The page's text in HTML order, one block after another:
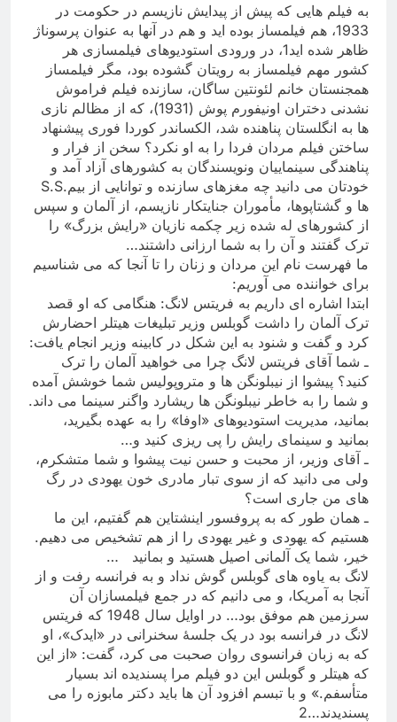
به فیلم هایی که پیش از پیدایش نازیسم در حکومت در
1933، هم فیلمساز بوده اید و هم در آنها به عنوان پرسوناژ
ظاهر شده اید1، در ورودی استودیوهای فیلمسازی هر
کشور مهم فیلمساز به رویتان گشوده بود، مگر فیلمساز
همجنستان خانم لئونتین ساگان، سازنده فیلم فراموش
نشدنی دختران اونیفورم پوش (1931)، که از مظالم نازی
ها به انگلستان پناهنده شد، الکساندر کوردا فوری پیشنهاد
ساختن فیلم مردان فردا را به او نکرد؟ سخن از فرار و
پناهندگی سینماییان ونویسندگان به کشورهای آزاد آمد و
خودتان می دانید چه مغزهای سازنده و توانایی از بیمS.S.
ها و گشتاپوها، مأموران جنایتکار نازیسم، از آلمان و سپس
از کشورهای له شده زیر چکمه نازیان «رایش بزرگ» را
ترک گفتند و آن را به شما ارزانی داشتند…
ما فهرست نام این مردان و زنان را تا آنجا که می شناسیم
برای خواننده می آوریم:
ابتدا اشاره ای داریم به فریتس لانگ: هنگامی که او قصد
ترک آلمان را داشت گوبلس وزیر تبلیغات هیتلر احضارش
کرد و گفت و شنود به این شکل در کابینه وزیر انجام یافت:
ـ شما آقای فریتس لانگ چرا می خواهید آلمان را ترک
کنید؟ پیشوا از نیبلونگن ها و متروپولیس شما خوشش آمده
و شما را به خاطر نیبلونگن ها ریشارد واگنر سینما می داند.
بمانید، مدیریت استودیوهای «اوفا» را به عهده بگیرید،
بمانید و سینمای رایش را پی ریزی کنید و…
ـ آقای وزیر، از محبت و حسن نیت پیشوا و شما متشکرم،
ولی می دانید که از سوی تبار مادری خون یهودی در رگ
های من جاری است؟
ـ همان طور که به پروفسور اینشتاین هم گفتیم، این ما
هستیم که یهودی و غیر یهودی را از هم تشخیص می دهیم.
خیر، شما یک آلمانی اصیل هستید و بمانید …
لانگ به یاوه های گوبلس گوش نداد و به فرانسه رفت و از
آنجا به آمریکا، و می دانیم که در جمع فیلمسازان آن
سرزمین هم موفق بود… در اوایل سال 1948 که فریتس
لانگ در فرانسه بود در یک جلسۀ سخنرانی در «ایدک»، او
که به زبان فرانسوی روان صحبت می کرد، گفت: «از این
که هیتلر و گوبلس این دو فیلم مرا پسندیده اند بسیار
متأسفم.» و با تبسم افزود آن ها باید دکتر مابوزه را می
پسندیدند…2